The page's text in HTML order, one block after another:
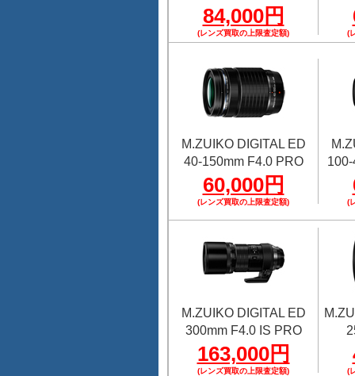
84,000円
(レンズ買取の上限査定額) (
M.ZUIKO DIGITAL ED
40-150mm F4.0 PRO
60,000円
(レンズ買取の上限査定額) (
M.ZUIKO DIGITAL ED
300mm F4.0 IS PRO
163,000円
(レンズ買取の上限査定額) (